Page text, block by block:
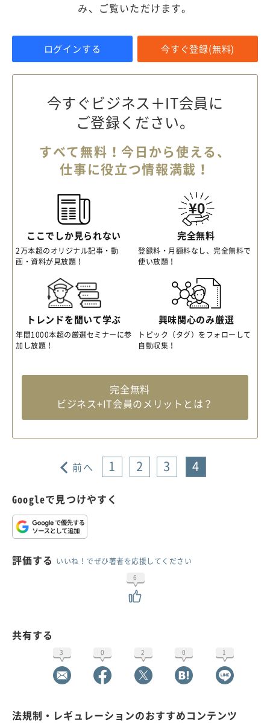
み、ご覧いただけます。
ログインする 今すぐ登録(無料)
今すぐビジネス＋IT会員に
ご登録ください。
すべて無料！今日から使える、
仕事に役立つ情報満載！
ここでしか見られない
2万本超のオリジナル記事・動
画・資料が見放題！
完全無料
登録料・月額料なし、完全無料で
使い放題！
トレンドを聞いて学ぶ
年間1000本超の厳選セミナーに参
加し放題！
興味関心のみ厳選
トピック（タグ）をフォローして
自動収集！
完全無料
ビジネス+IT会員のメリットとは？
前へ 1 2 3 4
Googleで見つけやすく
評価する いいね！でぜひ著者を応援してください
6
共有する
3 0 2 0 1
法規制・レギュレーションのおすすめコンテンツ